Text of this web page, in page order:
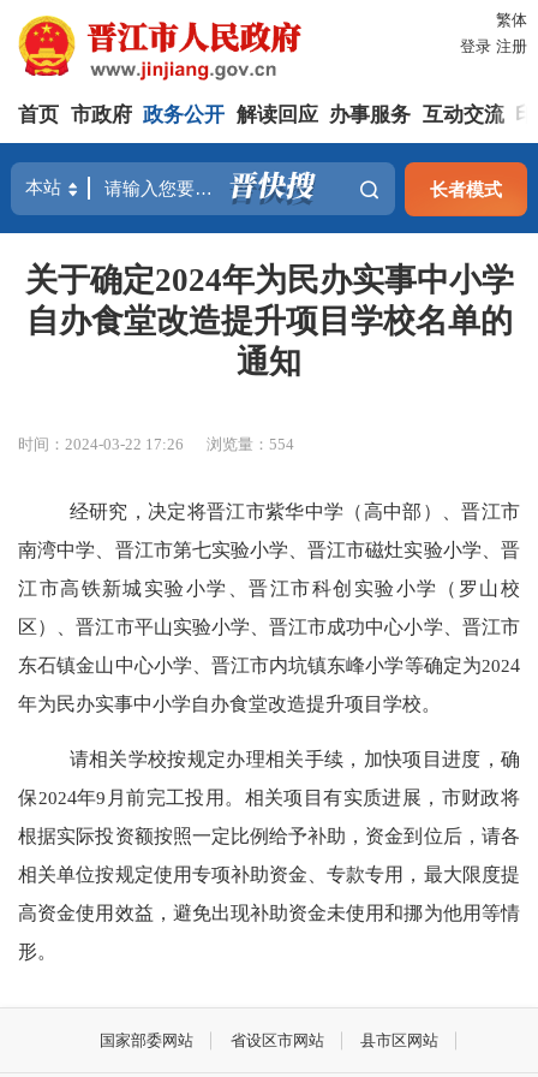
繁体
登录 注册
首页 市政府 政务公开 解读回应 办事服务 互动交流
长者模式
关于确定2024年为民办实事中小学
自办食堂改造提升项目学校名单的
通知
时间：2024-03-22 17:26 浏览量：554
经研究 ， 决定将晋江市紫华中学 （高中部 ）、晋江市
南湾中学 、晋江市第七实验小学、晋江市磁灶实验小学、晋
江市高铁新城实验小学、晋江市科创实验小学（罗山校
区）、晋江市平山实验小学、晋江市成功中心小学、晋江市
东石镇金山中心小学、晋江市内坑镇东峰小学等确定为2024
年为民办实事中小学自办食堂改造提升项目学校。
请相关学校按规定办理相关手续，加快项目进度，确
保2024年9 月前完工投用。 相关项目有实质进展，市财政将
根据实际投资额按照一定比例给予补助，资金到位后，请各
相关单位按规定使用专项补助资金、专款专用，最大限度提
高资金使用效益，避免出现补助资金未使用和挪为他用等情
形。
国家部委网站 省设区市网站 县市区网站